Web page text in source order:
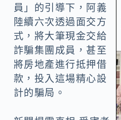
員」的引導下，阿義
陸續六次透過面交方
式，將大筆現金交給
詐騙集團成員，甚至
將房地產進行抵押借
款，投入這場精心設
計的騙局。